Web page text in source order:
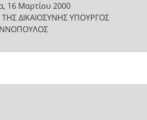
16 Μαρτίου 2000
ΤΗΣ ΔΙΚΑΙΟΣΥΝΗΣ ΥΠΟΥΡΓΟΣ